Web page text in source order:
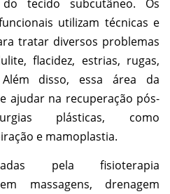
tecido subcutâneo. Os
utilizam técnicas e
tratar diversos problemas
flacidez, estrias, rugas,
disso, essa área da
ajudar na recuperação pós-
plásticas, como
e mamoplastia.
pela fisioterapia
massagens, drenagem